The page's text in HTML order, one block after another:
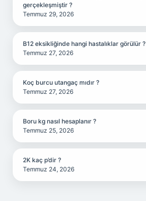
gerçekleşmiştir ?
Temmuz 29, 2026
B12 eksikliğinde hangi hastalıklar görülür ?
Temmuz 27, 2026
Koç burcu utangaç mıdır ?
Temmuz 27, 2026
Boru kg nasıl hesaplanır ?
Temmuz 25, 2026
2K kaç p’dir ?
Temmuz 24, 2026